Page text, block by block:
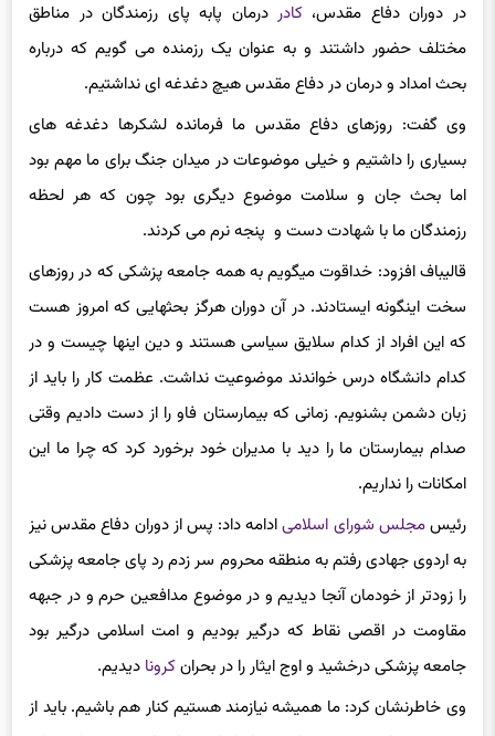
رئیس مجلس در مراسم تجلیل از پیشکسوتان عرصه سلامت گفت:
در دوران دفاع مقدس، کادر درمان پابه پای رزمندگان در مناطق
مختلف حضور داشتند و به عنوان یک رزمنده می گویم که درباره
بحث امداد و درمان در دفاع مقدس هیچ دغدغه ای نداشتیم.
وی گفت: روزهای دفاع مقدس ما فرمانده لشکر‌ها دغدغه های
بسیاری را داشتیم و خیلی موضوعات در میدان جنگ برای ما مهم بود
اما بحث جان و سلامت موضوع دیگری بود چون که هر لحظه
رزمندگان ما با شهادت دست و پنجه نرم می کردند.
قالیباف افزود: خداقوت میگویم به همه جامعه پزشکی که در روزهای
سخت اینگونه ایستادند. در آن دوران هرگز بحثهایی که امروز هست
که این افراد از کدام سلایق سیاسی هستند و دین اینها چیست و در
کدام دانشگاه درس خواندند موضوعیت نداشت. عظمت کار را باید از
زبان دشمن بشنویم. زمانی که بیمارستان فاو را از دست دادیم وقتی
صدام بیمارستان ما را دید با مدیران خود برخورد کرد که چرا ما این
امکانات را نداریم.
رئیسمجلس شورای اسلامیادامه داد: پس از دوران دفاع مقدس نیز
به اردوی جهادی رفتم به منطقه محروم سر زدم رد پای جامعه پزشکی
را زودتر از خودمان آنجا دیدیم و در موضوع مدافعین حرم و در جبهه
مقاومت در اقصی نقاط که درگیر بودیم و امت اسلامی درگیر بود
جامعه پزشکی درخشید و اوج ایثار را در بحران کرونا دیدیم.